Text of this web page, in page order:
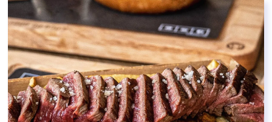
EN SAVOIR PLUS